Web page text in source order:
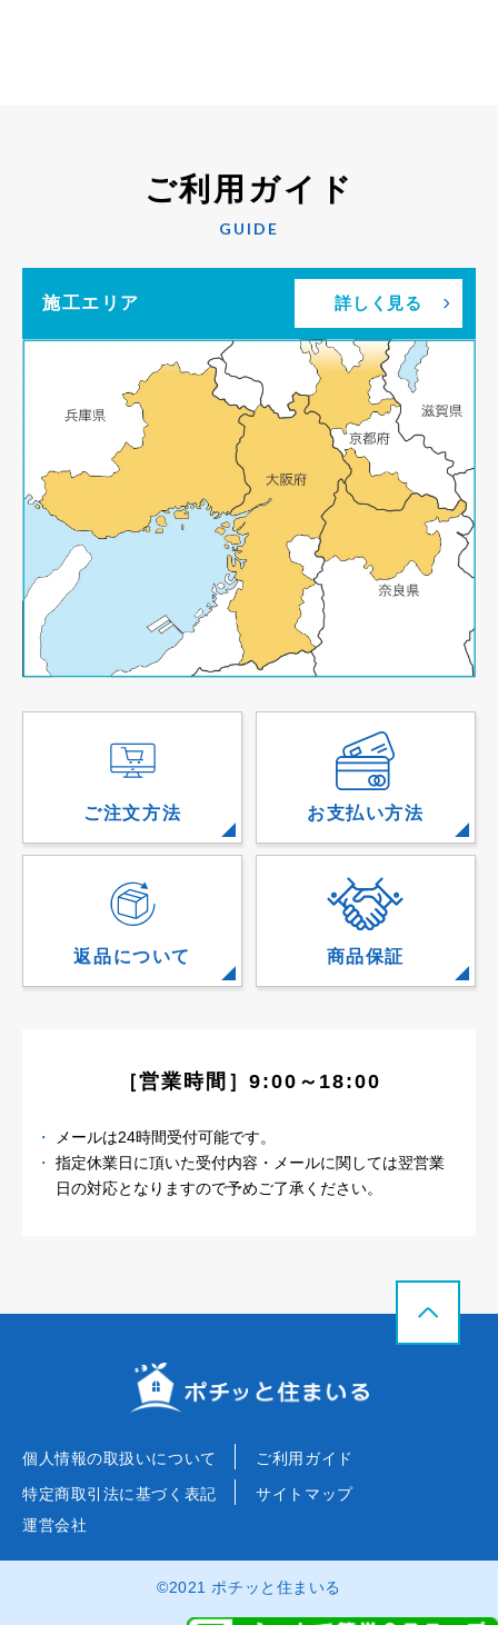
ご利用ガイド
GUIDE
施工エリア 詳しく見る
ご注文方法 お支払い方法
返品について 商品保証
［営業時間］9:00～18:00
メールは24時間受付可能です。
指定休業日に頂いた受付内容・メールに関しては翌営業
日の対応となりますので予めご了承ください。
個人情報の取扱いについて
ご利用ガイド
特定商取引法に基づく表記
サイトマップ
運営会社
©2021 ポチッと住まいる